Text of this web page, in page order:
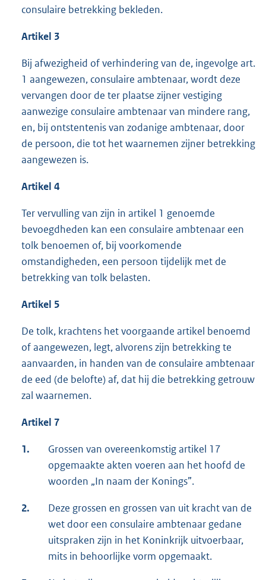
consulaire betrekking bekleden.
Artikel 3
Bij afwezigheid of verhindering van de, ingevolge art.
1 aangewezen, consulaire ambtenaar, wordt deze
vervangen door de ter plaatse zijner vestiging
aanwezige consulaire ambtenaar van mindere rang,
en, bij ontstentenis van zodanige ambtenaar, door
de persoon, die tot het waarnemen zijner betrekking
aangewezen is.
Artikel 4
Ter vervulling van zijn in artikel 1 genoemde
bevoegdheden kan een consulaire ambtenaar een
tolk benoemen of, bij voorkomende
omstandigheden, een persoon tijdelijk met de
betrekking van tolk belasten.
Artikel 5
De tolk, krachtens het voorgaande artikel benoemd
of aangewezen, legt, alvorens zijn betrekking te
aanvaarden, in handen van de consulaire ambtenaar
de eed (de belofte) af, dat hij die betrekking getrouw
zal waarnemen.
Artikel 7
1.
Grossen van overeenkomstig artikel 17
opgemaakte akten voeren aan het hoofd de
woorden „In naam der Konings”.
2.
Deze grossen en grossen van uit kracht van de
wet door een consulaire ambtenaar gedane
uitspraken zijn in het Koninkrijk uitvoerbaar,
mits in behoorlijke vorm opgemaakt.